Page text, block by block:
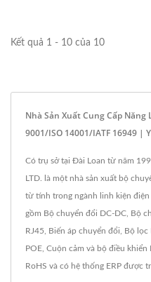
Kết quả 1 - 10 của 10
Nhà Sản Xuất Cung Cấp
9001/ISO 14001/IATF 16949 |
Có trụ sở tại Đài Loan từ năm
LTD. là một nhà sản xuất bộ
từ tính trong ngành linh kiện
gồm Bộ chuyển đổi DC-DC, Bộ
RJ45, Biến áp chuyển đổi, Bộ
POE, Cuộn cảm và bộ điều
RoHS và có hệ thống ERP được